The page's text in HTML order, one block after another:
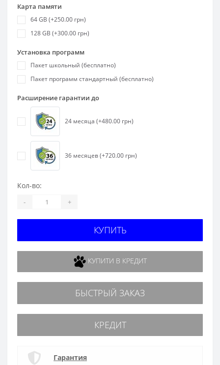
Карта памяти
64 GB (+250.00 грн)
128 GB (+300.00 грн)
Установка программ
Пакет школьный (бесплатно)
Пакет программ стандартный (бесплатно)
Расширение гарантии до
24 месяца (+480.00 грн)
36 месяцев (+720.00 грн)
Кол-во:
- +
КУПИТЬ
КУПИТИ В КРЕДИТ
БЫСТРЫЙ ЗАКАЗ
КРЕДИТ
Гарантия